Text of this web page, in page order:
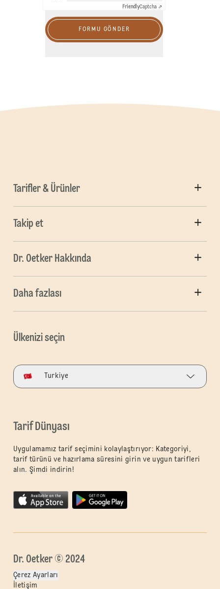
FriendlyCaptcha ⇗
FORMU GÖNDER
Tarifler & Ürünler
Takip et
Dr. Oetker Hakkında
Daha fazlası
Ülkenizi seçin
Turkiye
Tarif Dünyası
Uygulamamız tarif seçimini kolaylaştırıyor: Kategoriyi,
tarif türünü ve hazırlama süresini girin ve uygun tarifleri
alın. Şimdi indirin!
Dr. Oetker © 2024
Çerez Ayarları
İletişim